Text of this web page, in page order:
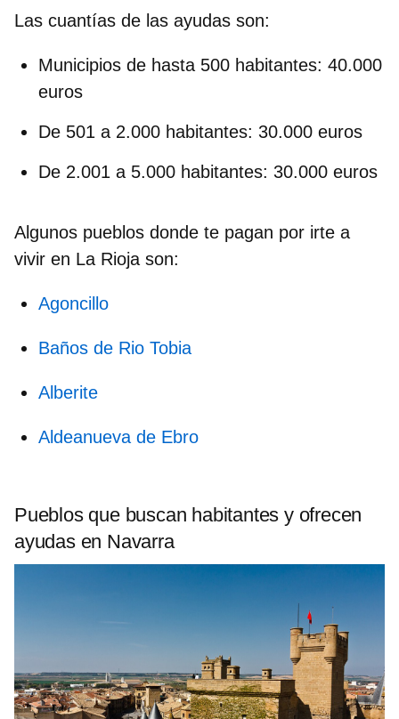
Las cuantías de las ayudas son:
Municipios de hasta 500 habitantes: 40.000
euros
De 501 a 2.000 habitantes: 30.000 euros
De 2.001 a 5.000 habitantes: 30.000 euros
Algunos pueblos donde te pagan por irte a
vivir en La Rioja son:
Agoncillo
Baños de Rio Tobia
Alberite
Aldeanueva de Ebro
Pueblos que buscan habitantes y ofrecen
ayudas en Navarra